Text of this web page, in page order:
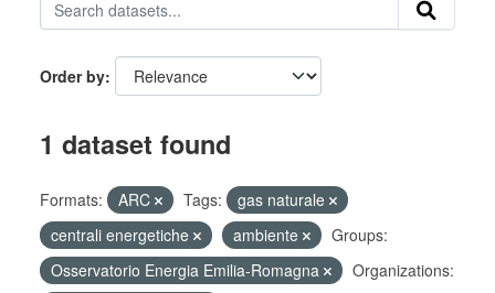
Order by
1 dataset found
Formats: ARC Tags:
gas naturale
centrali energetiche
ambiente
Groups:
Osservatorio Energia Emilia-Romagna
Organizations: